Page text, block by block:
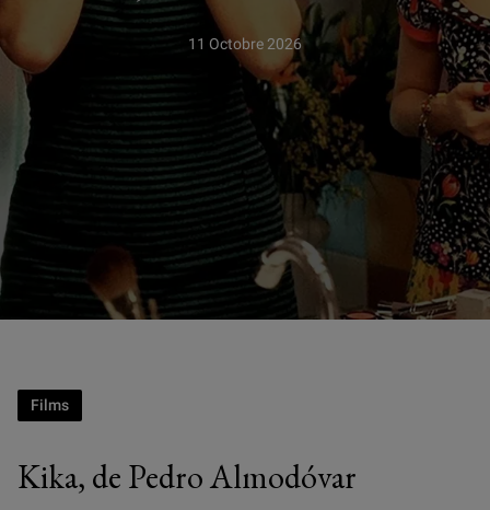
11 Octobre 2026
Kika, de Pedro Almodóvar
Films